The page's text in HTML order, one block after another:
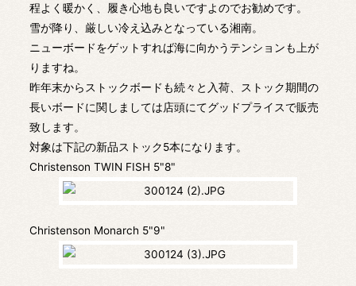
程よく暖かく、履き心地も良いですよのでお勧めです。
雪が降り、厳しい冷え込みとなっている湘南。
ニューボードをゲットすれば海に向かうテンションも上が
りますね。
昨年末からストックボードも続々と入荷、ストック期間の
長いボードに関しましては店頭にてグッドプライスで販売
致します。
対象は下記の新品ストック5本になります。
Christenson TWIN FISH 5"8"
Christenson Monarch 5"9"